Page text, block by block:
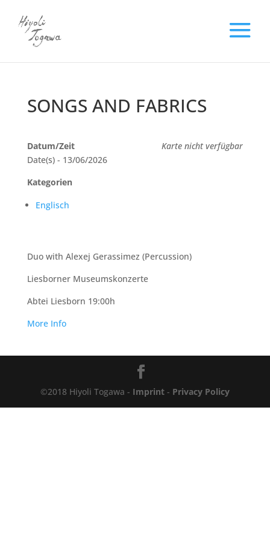
SONGS AND FABRICS
Karte nicht verfügbar
Datum/Zeit
Date(s) - 13/06/2026
Kategorien
Englisch
Duo with Alexej Gerassimez (Percussion)
Liesborner Museumskonzerte
Abtei Liesborn 19:00h
More Info
©2018 Hiyoli Togawa - Imprint- Privacy Policy